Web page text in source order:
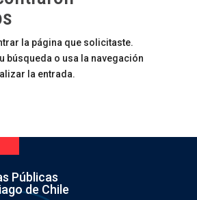
la página que solicitaste.
búsqueda o usa la navegación
la entrada.
Públicas
de Chile